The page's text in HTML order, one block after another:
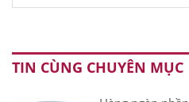
TIN CÙNG CHUYÊN MỤC